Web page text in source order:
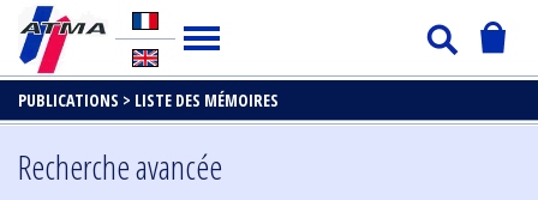
PUBLICATIONS > LISTE DES MÉMOIRES
Recherche avancée